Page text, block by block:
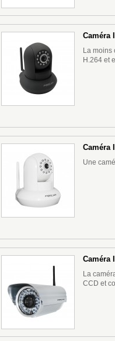
Caméra
La moins
H.264 et
Caméra
Une
Caméra
La
CCD et